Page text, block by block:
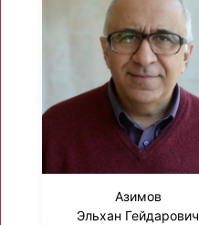
Азимов
Эльхан Гейдарович